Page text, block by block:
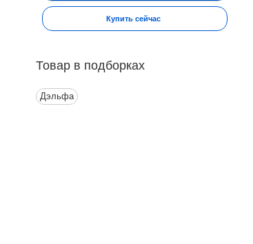
Купить сейчас
Товар в подборках
Дэльфа